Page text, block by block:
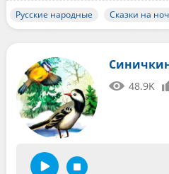
Русские народные Сказки на
48.9K